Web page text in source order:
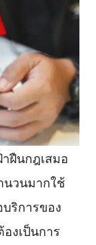
ฝืนกฎเสมอ
นวนมากใช้
ริการของ
งเป็นการ